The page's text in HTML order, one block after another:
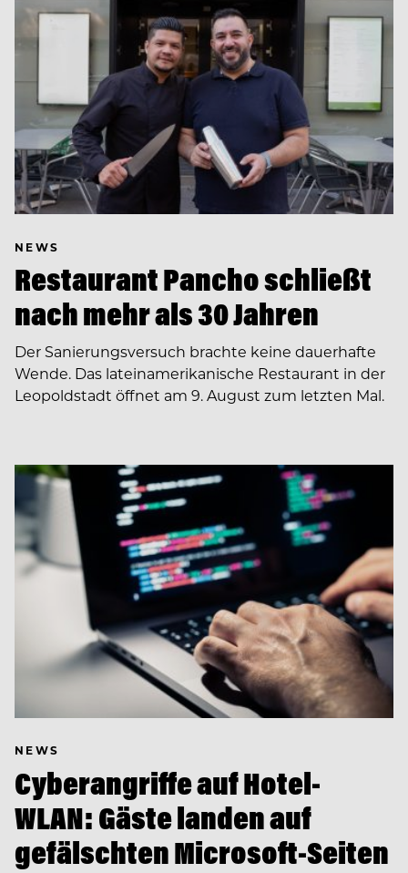
NEWS
Restaurant Pancho schließt
nach mehr als 30 Jahren
Der Sanierungsversuch brachte keine dauerhafte
Wende. Das lateinamerikanische Restaurant in der
Leopoldstadt öffnet am 9. August zum letzten Mal.
NEWS
Cyberangriffe auf Hotel-
WLAN: Gäste landen auf
gefälschten Microsoft-Seiten